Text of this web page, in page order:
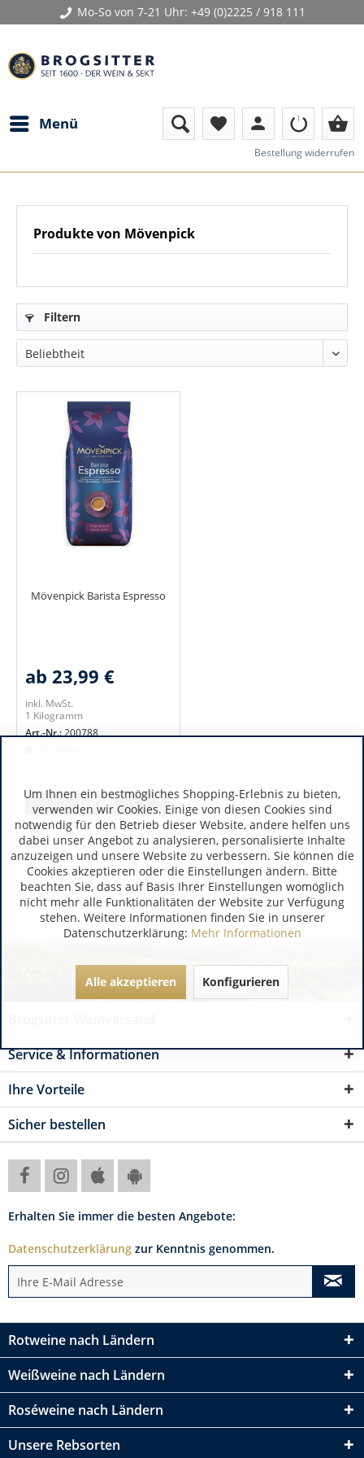
Mo-So von 7-21 Uhr: +49 (0)2225 / 918 111
Menü favorite person shopping_basket
Bestellung widerrufen
Produkte von Mövenpick
Filtern
Mövenpick Barista Espresso
ab 23,99 €
inkl. MwSt.
1 Kilogramm
Art.-Nr.:200788
Details
Service & Informationen
Ihre Vorteile
Sicher bestellen
Erhalten Sie immer die besten Angebote:
Datenschutzerklärung zur Kenntnis genommen.
Rotweine nach Ländern
Weißweine nach Ländern
Roséweine nach Ländern
Unsere Rebsorten
Um Ihnen ein bestmögliches Shopping-Erlebnis zu bieten,
verwenden wir Cookies. Einige von diesen Cookies sind
notwendig für den Betrieb dieser Website, andere helfen uns
dabei unser Angebot zu analysieren, personalisierte Inhalte
anzuzeigen und unsere Website zu verbessern. Sie können die
Cookies akzeptieren oder die Einstellungen ändern. Bitte
beachten Sie, dass auf Basis Ihrer Einstellungen womöglich
nicht mehr alle Funktionalitäten der Website zur Verfügung
stehen. Weitere Informationen finden Sie in unserer
Datenschutzerklärung: Mehr Informationen
Alle akzeptieren Konfigurieren